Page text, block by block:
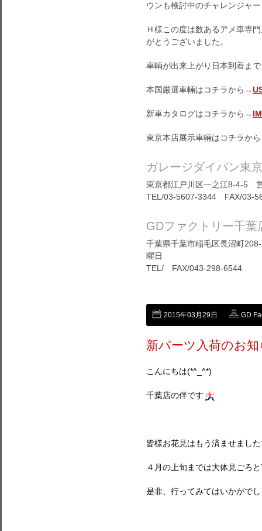
ウンも検討中のチャレンジャー
Ｈ様この度は数あるアメ車専
がとうございました。
車輌が出来上がり日本到着ま
本国厳選車輛はコチラから→
新車カタログはコチラから→
東京本店展示車輛はコチラか
ガレージダイバン東
東京都江戸川区一之江8-4-5
TEL/03-5607-3344 FAX/03-
GDファクトリー千葉
千葉県千葉市稲毛区長沼町
曜日
TEL/ FAX/043-298-6544
2015年03月29日 GD
新パーツ入荷のお
こんにちは(*^_^*)
千葉店の伴です
皆様お花見はもう済ませまし
４月の上旬までは大体見ごろ
是非、行ってみてはいかがで